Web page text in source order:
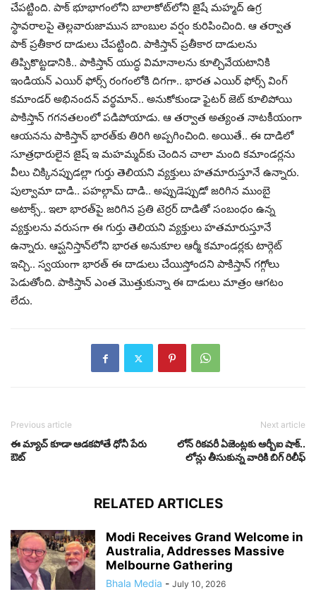
చేపట్టింది. పాక్‌ భూభాగంలోని బాలాకోట్‌లోని జైషే మహ్మద్‌ ఉగ్ర
స్థావరాలపై తెల్లవారుజామున బాంబుల వర్షం కురిపించింది. ఆ తర్వాత
పాక్‌ ప్రతీకార దాడులు చేపట్టింది. పాకిస్తాన్ ప్రతీకార దాడులను
తిప్పికొట్టడానికి.. పాకిస్తాన్ యుద్ధ విమానాలను కూల్చివేయటానికి
ఇండియన్ ఎయిర్ ఫోర్స్ రంగంలోకి దిగగా.. భారత ఎయిర్ ఫోర్స్ వింగ్
కమాండర్ అభినందన్ వర్థమాన్.. అనుకోకుండా ఫైటర్ జెట్ కూలిపోయి
పాకిస్తాన్ గగనతలంలో పడిపోయాడు. ఆ తర్వాత అత్యంత నాటకీయంగా
ఆయనను పాకిస్తాన్ భారత్‌కు తిరిగి అప్పగించింది. అయితే.. ఈ దాడిలో
సూత్రధారులైన జైష్ ఇ మహమ్మద్‌కు చెందిన చాలా మంది కమాండర్లను
వీలు చిక్కినప్పుడల్లా గుర్తు తెలియని వ్యక్తులు హతమారుస్తూనే ఉన్నారు.
పుల్వామా దాడి.. పహల్గామ్ దాడి.. అప్పుడెప్పుడో జరిగిన ముంబై
అటాక్స్.. ఇలా భారత్‌పై జరిగిన ప్రతి టెర్రర్ దాడితో సంబంధం ఉన్న
వ్యక్తులను వరుసగా ఈ గుర్తు తెలియని వ్యక్తులు హతమారుస్తూనే
ఉన్నారు. ఆప్ఘనిస్తాన్‌లోని భారత అనుకూల ఆర్మీ కమాండర్లకు టార్గెట్
ఇచ్చి.. స్వయంగా భారత్ ఈ దాడులు చేయిస్తోందని పాకిస్తాన్ గగ్గోలు
పెడుతోంది. పాకిస్తాన్ ఎంత మొత్తుకున్నా ఈ దాడులు మాత్రం ఆగటం
లేదు.
Previous article
ఈ మ్యాచ్ కూడా ఆడకపోతే ధోనీ పేరు
ఔట్
Next article
లోన్ రికవరీ ఏజెంట్లకు ఆర్బీఐ షాక్..
లోన్లు తీసుకున్న వారికి బిగ్ రిలీఫ్
RELATED ARTICLES
Modi Receives Grand Welcome in
Australia, Addresses Massive
Melbourne Gathering
Bhala Media - July 10, 2026